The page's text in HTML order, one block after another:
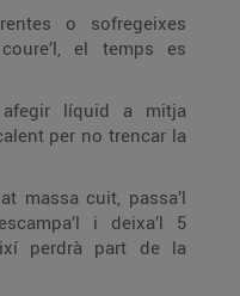
o sofregeixes
el temps es
líquid a mitja
per no trencar la
massa cuit, passa’l
i deixa’l 5
perdrà part de la